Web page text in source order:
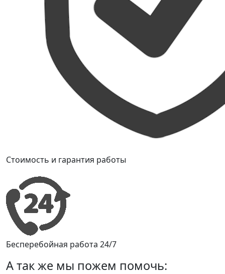
Стоимость и гарантия работы
Бесперебойная работа 24/7
А так же мы пожем помочь: